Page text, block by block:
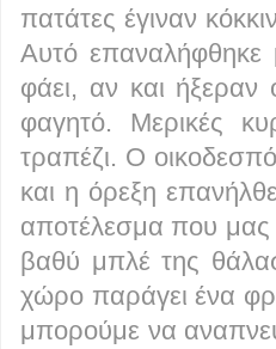
πατάτες έγιναν
Αυτό επαναλήφθηκε
φάει, αν και
φαγητό. Μερικές
τραπέζι. Ο
και η όρεξη
αποτέλεσμα που μας
βαθύ μπλέ της
χώρο παράγει ένα
μπορούμε να